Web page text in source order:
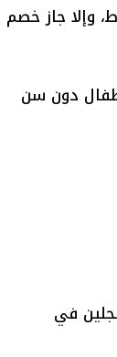
وإلا جاز خصم
دون سن
بين 6 و18 عامًا مسجلين في